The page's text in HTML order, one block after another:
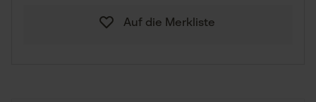
Auf die Merkliste